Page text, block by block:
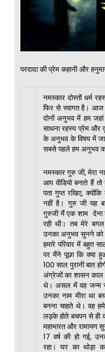
परदादा की प्रेम कहानी और
नमस्कार दोस्तों धर्म
फिर से स्वागत है।
दोनों अनुभव में हम
साधना रहस्य प्रेम और
के अनुभव के विषय में
सबसे पहले हम अनुभव
नमस्कार गुरु जी, मेरा
आप वीडियो बनाते हैं
पता गुप्त रखिए,
नहीं है। गुरु जी यह
गुरुजी मैं एक शाम देना
रही थी। तब मेरे बगल
उनका अनुभव सुनने को
हमारे परिवार में बहुत
पर मैंने पूछा कि क्या
100 साल पुरानी बात
अंग्रेजों का शासन काल
थे। असल में वह जन्म
उनका नाम मीरा था
बनना चाहते थे। वह
लड़के होते बचपन से ही
महाभारत और
17 वर्ष की हो गई,
रहा। घर का थोड़ा